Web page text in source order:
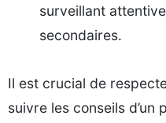
surveillant
secondaires.
Il est crucial de
suivre les conseils d’un